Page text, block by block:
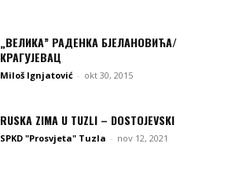
„ВЕЛИКА” РАДЕНКА БЈЕЛАНОВИЋА/
КРАГУЈЕВАЦ
Miloš Ignjatović - okt 30, 2015
RUSKA ZIMA U TUZLI – DOSTOJEVSKI
SPKD "Prosvjeta" Tuzla - nov 12, 2021